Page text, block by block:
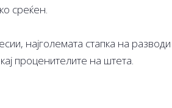
среќен.
најголемата стапка на
проценителите на штета.